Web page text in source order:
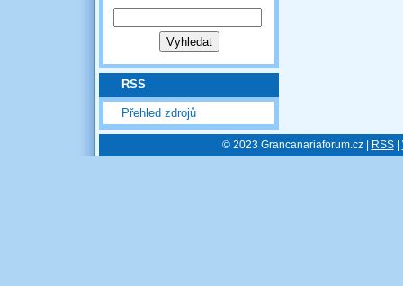
RSS
Přehled zdrojů
© 2023 Grancanariaforum.cz | RSS|